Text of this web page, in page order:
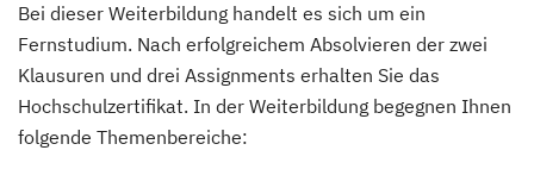
Bei dieser Weiterbildung handelt es sich um ein
Fernstudium. Nach erfolgreichem Absolvieren der zwei
Klausuren und drei Assignments erhalten Sie das
Hochschulzertifikat. In der Weiterbildung begegnen Ihnen
folgende Themenbereiche: